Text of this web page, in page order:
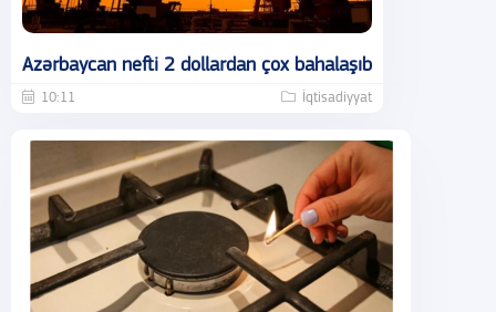
Azərbaycan nefti 2 dollardan çox bahalaşıb
10:11 İqtisadiyyat